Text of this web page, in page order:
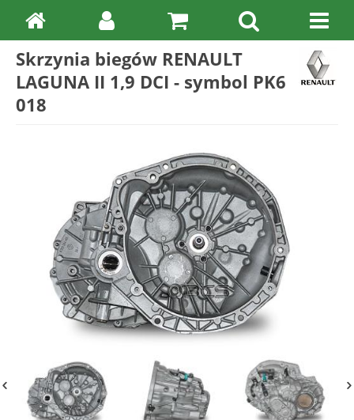
Skrzynia biegów RENAULT
LAGUNA II 1,9 DCI - symbol PK6
018